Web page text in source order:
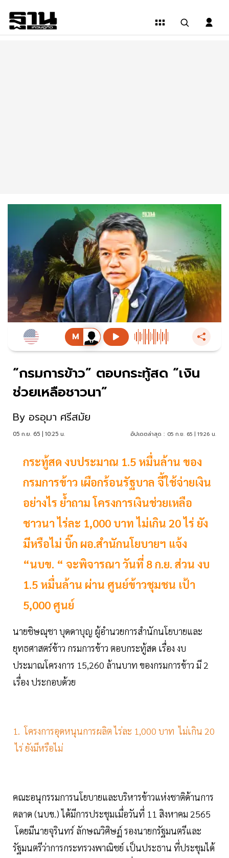
“กรมการข้าว” ตอบกระทู้สด “เงิน
ช่วยเหลือชาวนา”
By อรอุมา ศรีสมัย
05 ก.ย. 65 | 10:25 น. อัปเดตล่าสุด : 05 ก.ย. 65 | 19:26 น.
กระทู้สด งบประมาณ 1.5 หมื่นล้าน ของ
กรมการข้าว เผือกร้อนรัฐบาล จี้ใช้จ่ายเงิน
อย่างไร ย้ำถาม โครงการเงินช่วยเหลือ
ชาวนา ไร่ละ 1,000 บาท ไม่เกิน 20 ไร่ ยัง
มีหรือไม่ บิ๊ก ผอ.สำนักนโยบายฯ แจ้ง
“นบข. “ จะพิจารณา วันที่ 8 ก.ย. ส่วน งบ
1.5 หมื่นล้าน ผ่าน ศูนย์ข้าวชุมชน เป้า
5,000 ศูนย์
นายชิษณุชา บุดดาบุญ ผู้อำนวยการสำนักนโยบายและ
ยุทธศาสตร์ข้าว กรมการข้าว ตอบกระทู้สด เรื่อง งบ
ประมาณโครงการ 15,260 ล้านบาท ของกรมการข้าว มี 2
เรื่อง ประกอบด้วย
1. โครงการอุดหนุนการผลิต ไร่ละ 1,000 บาท ไม่เกิน 20
ไร่ ยังมีหรือไม่
คณะอนุกรรมการนโยบายและบริหารข้าวแห่งชาติด้านการ
ตลาด (นบข.) ได้มีการประชุมเมื่อวันที่ 11 สิงหาคม 2565
โดยมีนายจุรินทร์ ลักษณวิศิษฏ์ รองนายกรัฐมนตรีและ
รัฐมนตรีว่าการกระทรวงพาณิชย์ เป็นประธาน ที่ประชุมได้